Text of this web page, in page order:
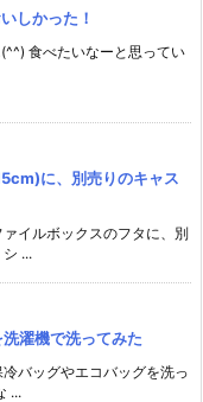
しかった！
食べたいなーと思ってい
に、別売りのキャス
イルボックスのフタに、別
...
濯機で洗ってみた
バッグやエコバッグを洗っ
...